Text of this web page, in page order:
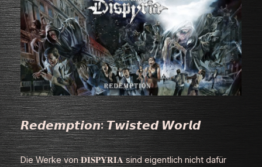
𝙍𝙚𝙙𝙚𝙢𝙥𝙩𝙞𝙤𝙣: 𝙏𝙬𝙞𝙨𝙩𝙚𝙙 𝙒𝙤𝙧𝙡𝙙
Die Werke von 𝐃𝐈𝐒𝐏𝐘𝐑𝐈𝐀 sind eigentlich nicht dafür